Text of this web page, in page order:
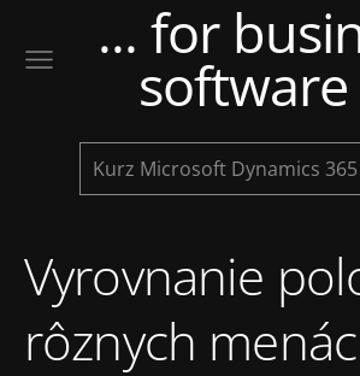
... for
software
Kurz Microsoft Dynamics 365
Vyrovnanie
rôznych